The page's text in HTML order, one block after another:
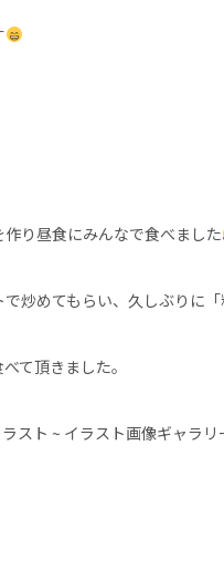
り昼食にみんなで食べました
炒めてもらい、久しぶりに「
て頂きました。